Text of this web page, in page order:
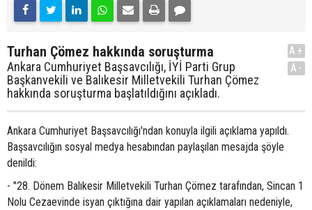
Turhan Çömez hakkında soruşturma
Ankara Cumhuriyet Başsavcılığı, İYİ Parti Grup
Başkanvekili ve Balıkesir Milletvekili Turhan Çömez
hakkında soruşturma başlatıldığını açıkladı.
A+
A-
Ankara Cumhuriyet Başsavcılığı'ndan konuyla ilgili açıklama yapıldı.
Başsavcılığın sosyal medya hesabından paylaşılan mesajda şöyle
denildi:
- "28. Dönem Balıkesir Milletvekili Turhan Çömez tarafından, Sincan 1
Nolu Cezaevinde isyan çıktığına dair yapılan açıklamaları nedeniyle,